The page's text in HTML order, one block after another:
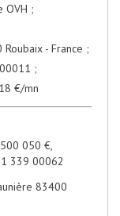
OVH ;
- France ;
;
€/mn
050 €,
339 00062
83400